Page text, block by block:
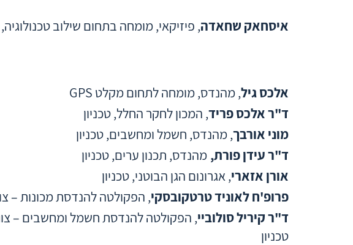
איסחאק שחאדה, פיזיקאי, מומחה בתחום שילוב
אלכס גיל, מהנדס, מומחה לתחום מקלט GPS
ד"ר אלכס פריד, המכון לחקר החלל, טכניון
מוני אורבך, מהנדס, חשמל ומחשבים, טכניון
ד"ר עידן פורת, מהנדס, תכנון ערים, טכניון
אורן אזארי, אגרונום הגן הבוטני, טכניון
פרופ'ח לאוניד טרטקובסקי, הפקולטה להנדסת מכונות –
ד"ר קיריל סולוביי
טכניון